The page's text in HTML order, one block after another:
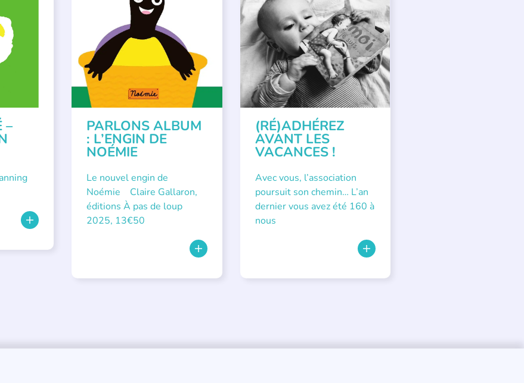
,
–
PARLONS ALBUMS
PARLONS ALBUM
: L’ENGIN DE
NOÉMIE
Le nouvel engin de
Noémie Claire Gallaron,
éditions À pas de loup
2025, 13€50
APPEL À SOUTIEN
(RÉ)ADHÉREZ
AVANT LES
VACANCES !
Avec vous, l’association
poursuit son chemin… L’an
dernier vous avez été 160 à
nous